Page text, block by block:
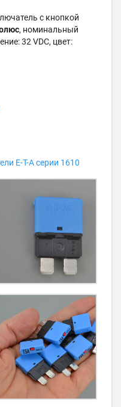
с кнопкой
, номинальный
32 VDC, цвет:
E-T-A серии 1610